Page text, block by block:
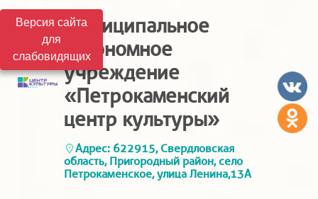
Версия сайта
для
слабовидящих
Муниципальное
автономное
учреждение
«Петрокаменский
центр культуры»
Адрес: 622915, Свердловская
область, Пригородный район, село
Петрокаменское, улица Ленина,13А